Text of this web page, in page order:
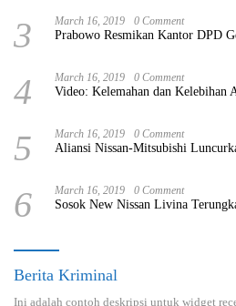
3 March 16, 2019 0 Comment
Prabowo Resmikan Kantor DPD
4 March 16, 2019 0 Comment
Video: Kelemahan dan Kelebihan
5 March 16, 2019 0 Comment
Aliansi Nissan-Mitsubishi
6 March 16, 2019 0 Comment
Sosok New Nissan Livina
Berita Kriminal
Ini adalah contoh deskripsi untuk widget